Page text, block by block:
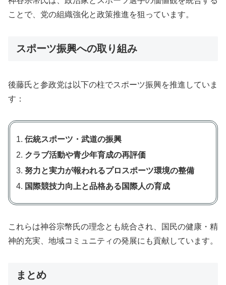
ことで、党の組織強化と政策推進を狙っています。
スポーツ振興への取り組み
後藤氏と参政党は以下の柱でスポーツ振興を推進していま
す：
伝統スポーツ・武道の振興
クラブ活動や青少年育成の再評価
努力と実力が報われるプロスポーツ環境の整備
国際競技力向上と品格ある国際人の育成
これらは神谷宗幣氏の理念とも統合され、国民の健康・精
神的充実、地域コミュニティの発展にも貢献しています。
まとめ